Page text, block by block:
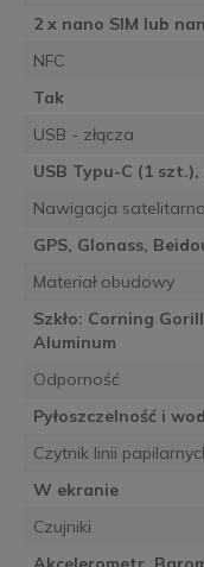
2 x nano SIM lub
NFC
Tak
USB - złącza
USB Typu-C (1
Nawigacja satelitarna
GPS, Glonass,
Materiał obudowy
Szkło: Corning
Aluminum
Odporność
Pyłoszczelność i
Czytnik linii
W ekranie
Czujniki